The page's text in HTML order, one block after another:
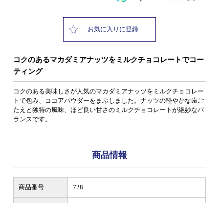
お気に入りに登録
コクのあるマカダミアナッツをミルクチョコレートでコー
ティング
コクのある美味しさが人気のマカダミアナッツをミルクチョコレー
トで包み、ココアパウダーをまぶしました。ナッツの軽やかな歯ご
たえと独特の風味、ほど良い甘さのミルクチョコレートが絶妙なバ
ランスです。
商品情報
商品番号 728